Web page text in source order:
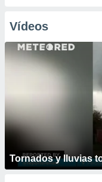
Vídeos
Tornados y lluvias